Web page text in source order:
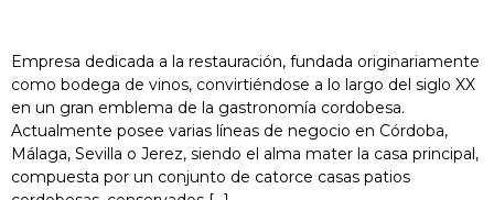
Empresa dedicada a la restauración, fundada originariamente
como bodega de vinos, convirtiéndose a lo largo del siglo XX
en un gran emblema de la gastronomía cordobesa.
Actualmente posee varias líneas de negocio en Córdoba,
Málaga, Sevilla o Jerez, siendo el alma mater la casa principal,
compuesta por un conjunto de catorce casas patios